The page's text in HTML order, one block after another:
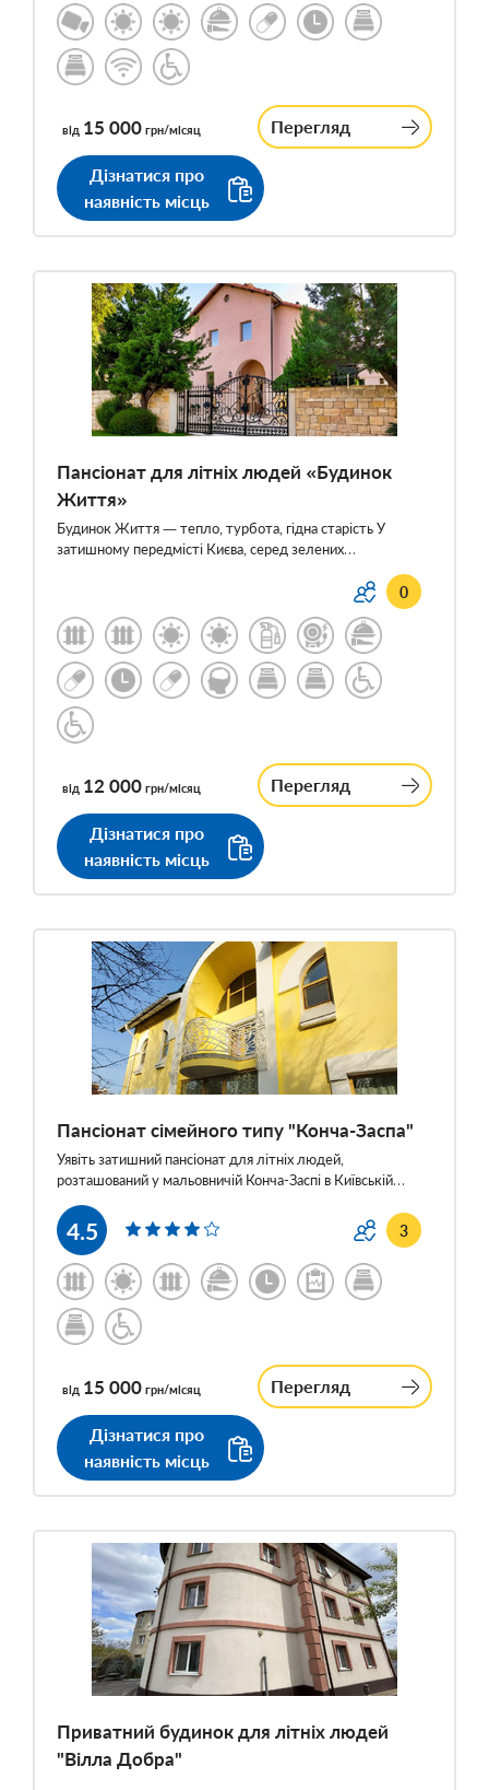
від 15 000 грн/місяц Перегляд
Дізнатися про
наявність місць
Пансіонат для літніх людей «Будинок
Життя»
Будинок Життя — тепло, турбота, гідна старість У
затишному передмісті Києва, серед зелених…
0
від 12 000 грн/місяц Перегляд
Дізнатися про
наявність місць
Пансіонат сімейного типу "Конча-Заспа"
Уявіть затишний пансіонат для літніх людей,
розташований у мальовничій Конча-Заспі в Київській…
4.5 3
від 15 000 грн/місяц Перегляд
Дізнатися про
наявність місць
Приватний будинок для літніх людей
"Вілла Добра"